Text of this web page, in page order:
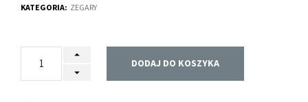
KATEGORIA: ZEGARY
DODAJ DO KOSZYKA